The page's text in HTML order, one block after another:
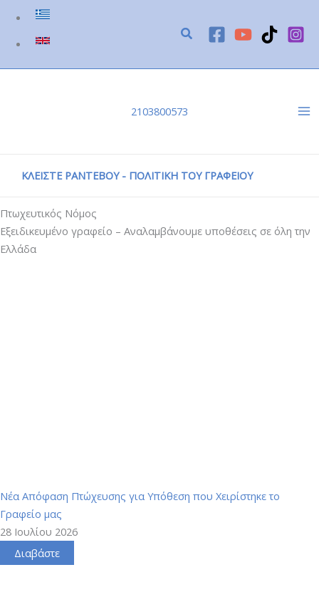
Μετάβαση
περιεχόμενο
2103800573
ΚΛΕΙΣΤΕ ΡΑΝΤΕΒΟΥ - ΠΟΛΙΤΙΚΗ ΤΟΥ ΓΡΑΦΕΙΟΥ
Πτωχευτικός Νόμος
Εξειδικευμένο γραφείο – Αναλαμβάνουμε υποθέσεις σε όλη την
Ελλάδα
Νέα Απόφαση Πτώχευσης για Υπόθεση που Χειρίστηκε το
Γραφείο μας
28 Ιουλίου 2026
Διαβάστε